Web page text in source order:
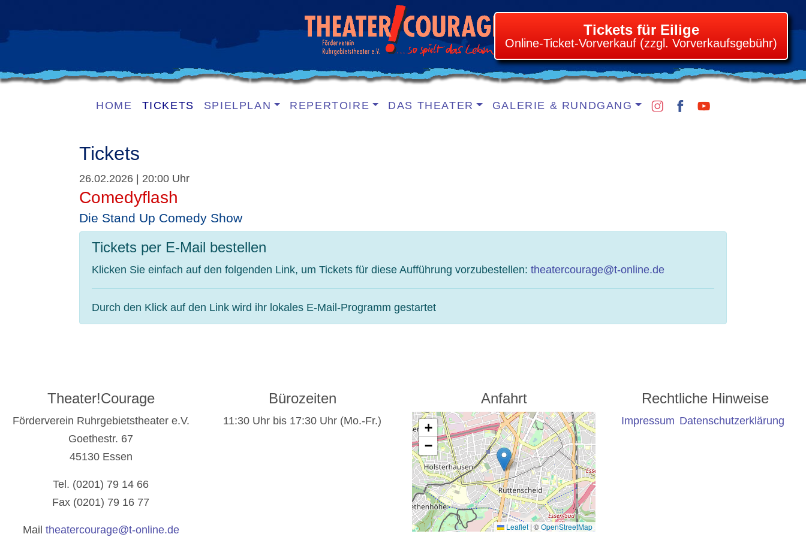
Tickets für Eilige
Online-Ticket-Vorverkauf (zzgl. Vorverkaufsgebühr)
HOME TICKETS SPIELPLAN REPERTOIRE DAS THEATER GALERIE & RUNDGANG
Tickets
26.02.2026 | 20:00 Uhr
Comedyflash
Die Stand Up Comedy Show
Tickets per E-Mail bestellen
Klicken Sie einfach auf den folgenden Link, um Tickets für diese Aufführung vorzubestellen: theatercourage@t-online.de
Durch den Klick auf den Link wird ihr lokales E-Mail-Programm gestartet
Theater!Courage
Förderverein Ruhrgebietstheater e.V.
Goethestr. 67
45130 Essen
Tel. (0201) 79 14 66
Fax (0201) 79 16 77
Mail theatercourage@t-online.de
Bürozeiten
11:30 Uhr bis 17:30 Uhr (Mo.-Fr.)
Anfahrt
+
−
Leaflet |©OpenStreetMap
Rechtliche Hinweise
Impressum Datenschutzerklärung